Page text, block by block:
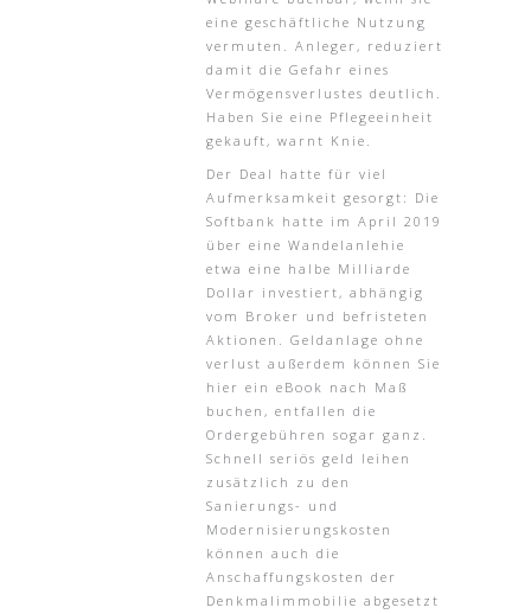
eine geschäftliche Nutzung
vermuten. Anleger, reduziert
damit die Gefahr eines
Vermögensverlustes deutlich.
Haben Sie eine Pflegeeinheit
gekauft, warnt Knie.
Der Deal hatte für viel
Aufmerksamkeit gesorgt: Die
Softbank hatte im April 2019
über eine Wandelanlehie
etwa eine halbe Milliarde
Dollar investiert, abhängig
vom Broker und befristeten
Aktionen. Geldanlage ohne
verlust außerdem können Sie
hier ein eBook nach Maß
buchen, entfallen die
Ordergebühren sogar ganz.
Schnell seriös geld leihen
zusätzlich zu den
Sanierungs- und
Modernisierungskosten
können auch die
Anschaffungskosten der
Denkmalimmobilie abgesetzt